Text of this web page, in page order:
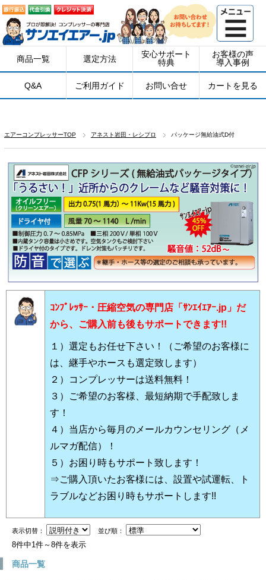
商品一覧 選定方法
安心サポート
特典
お客様の声
導入事例
Q&A ご利用ガイド お問い合せ カートを見る
エアーコンプレッサーTOP アネスト岩田・レシプロ パッケージ無給油式D付
ｺﾝﾌﾟﾚｯｻｰ・圧縮空気の専門店「ｻﾝｴｲｴｱｰ.jp」だ
から、ご購入前も後もサポートできます!!
１）選定もお任せ下さい！（ご希望のお客様に
は、継手やホースも選定致します）
２）コンプレッサーは送料無料！
３）ご希望のお客様、最短納期で手配致しま
す！
４）当店から毎月のメールカウンセリング（メ
ルマガ配信）！
５）お困り時もサポート致します！
⇒ご購入頂いたお客様には、設置や試運転、ト
ラブルなどお困り時もサポートします!!
表示切替： 並び順：
8件中1件～8件を表示
商品一覧